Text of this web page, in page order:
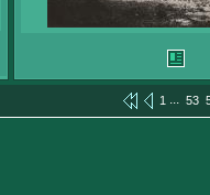
1 ... 53